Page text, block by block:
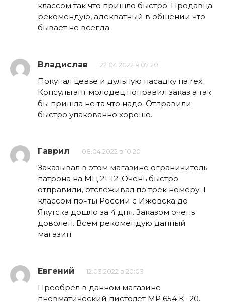
классом так что пришло быстро. Продавца
рекомендую, адекватный в общении что
бывает не всегда.
Владислав 22.04.2022 в 07:20
Покупал цевье и дульную насадку на rex.
Консультант молодец поправил заказ а так
бы пришла не та что надо. Отправили
быстро упакованно хорошо.
Гаврил 08.04.2022 в 10:20
Заказывал в этом магазине ограничитель
патрона на МЦ 21-12. Очень быстро
отправили, отслеживал по трек номеру. 1
классом почты России с Ижевска до
Якутска дошло за 4 дня. Заказом очень
доволен. Всем рекомендую данный
магазин.
Евгений 12.03.2022 в 20:03
Преобрёл в данном магазине
пневматический пистолет МР 654 К- 20.